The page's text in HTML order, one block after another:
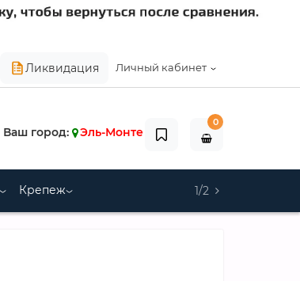
Личный кабинет
Ликвидация
Ваш город: Эль-Монте
0
Крепеж 1/2